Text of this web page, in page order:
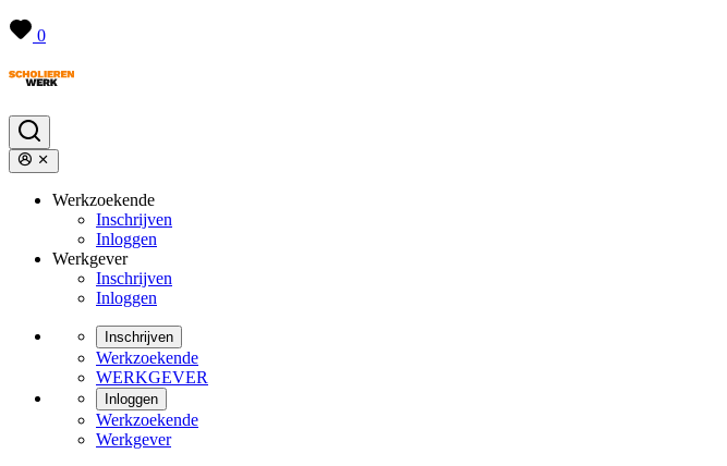
0
Werkzoekende
Inschrijven
Inloggen
Werkgever
Inschrijven
Inloggen
Inschrijven
Werkzoekende
WERKGEVER
Inloggen
Werkzoekende
Werkgever